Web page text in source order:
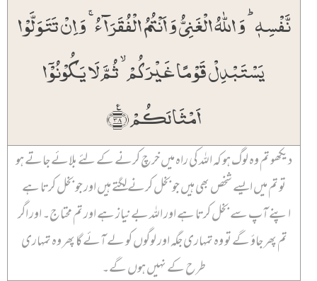
نَّفۡسِہٖ ؕ وَ اللّٰہُ الۡغَنِیُّ وَ اَنۡتُمُ الۡفُقَرَآءُ ۚ وَ اِنۡ تَتَوَلَّوۡا
یَسۡتَبۡدِلۡ قَوۡمًا غَیۡرَکُمۡ ۙ ثُمَّ لَا یَکُوۡنُوۡۤا
اَمۡثَالَکُمۡ ﴿٪۳۸﴾
دیکھو تم وہ لوگ ہو کہ اللہ کی راہ میں خرچ کرنے کے لئے بلائے جاتے ہو
تو تم میں ایسے شخص بھی ہیں جو بخل کرنے لگتے ہیں اور جو بخل کرتا ہے
اپنے آپ سے بخل کرتا ہے اور اللہ بےنیاز ہے اور تم محتاج۔ اور اگر
تم پھر جاؤ گے تو وہ تمہاری جگہ اور لوگوں کو لے آئے گا پھر وہ تمہاری
طرح کے نہیں ہوں گے۔